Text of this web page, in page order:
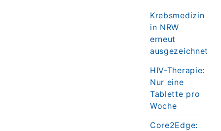
Krebsmedizin
in NRW
erneut
ausgezeichnet
HIV-Therapie:
Nur eine
Tablette pro
Woche
Core2Edge: